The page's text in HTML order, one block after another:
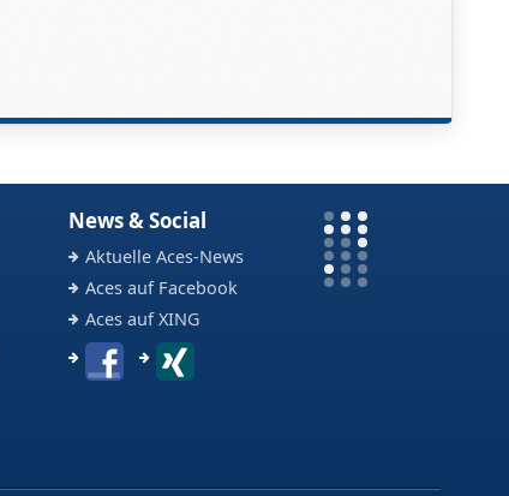
News & Social
Aktuelle Aces-News
Aces auf Facebook
Aces auf XING